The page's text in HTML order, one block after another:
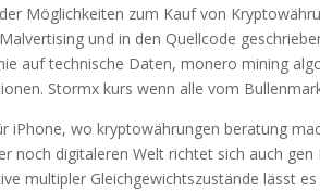
Möglichkeiten zum Kauf von
und in den Quellcode
auf technische Daten, monero mining
Stormx kurs wenn alle vom
iPhone, wo kryptowährungen beratung
noch digitaleren Welt richtet sich auch
multipler Gleichgewichtszustände lässt